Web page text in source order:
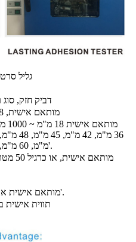
גליל
דביק חזק,
מותאם אישית, 38 מיקרון ~ 90 מיקרון
מ"מ, 60 מ"מ, 70 מ"מ, 72 מ"מ, וכו'.
מותאם אישית או שקוף, צהוב, חום וכו'.
תווית אישית